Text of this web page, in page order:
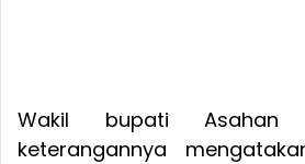
Wakil bupati Asahan
keterangannya